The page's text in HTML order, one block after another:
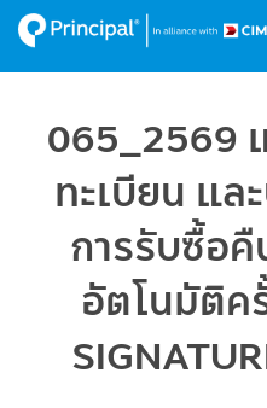
Skip
to
main
065_2569
ทะเบียน แล
การรับซื้อ
อัตโนมัติค